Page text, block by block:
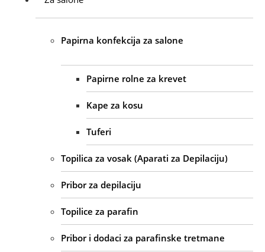
Papirna konfekcija za salone
Papirne rolne za krevet
Kape za kosu
Tuferi
Topilica za vosak (Aparati za Depilaciju)
Pribor za depilaciju
Topilice za parafin
Pribor i dodaci za parafinske tretmane